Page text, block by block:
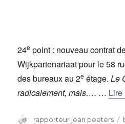
24e point : nouveau contrat
Wijkpartenariaat pour le 58
des bureaux au 2e étage.Le
radicalement, mais…. … Lire
Auteur
rapporteur jean peeters